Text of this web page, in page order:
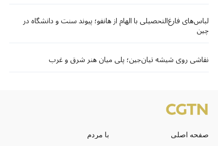
لباس‌های فارغ‌التحصیلی با الهام از هانفو؛ پیوند سنت و دانشگاه در
چین
نقاشی روی شیشه تیان‌جین؛ پلی میان هنر شرق و غرب
صفحه اصلی
با مردم